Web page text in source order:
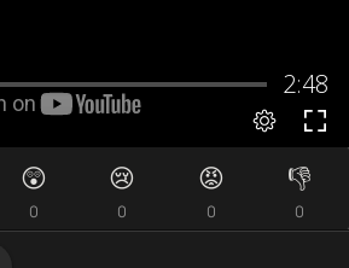
😲
0
😢
0
😡
0
👎
0